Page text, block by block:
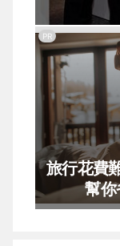
旅行花費
幫你
PR